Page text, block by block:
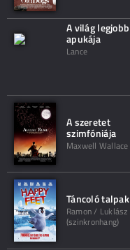
A világ legjobb
apukája
Lance
A szeretet
szimfóniája
Maxwell Wallace
Táncoló talpak
Ramon / Luklász
(szinkronhang)